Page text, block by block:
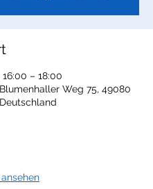
16:00 – 18:00
Weg 75, 49080